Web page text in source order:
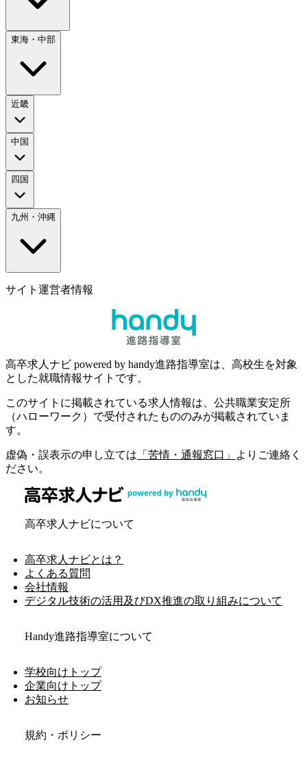
東海・中部
近畿
中国
四国
九州・沖縄
サイト運営者情報
高卒求人ナビ powered by handy進路指導室は、高校生を対象
とした就職情報サイトです。
このサイトに掲載されている求人情報は、公共職業安定所
（ハローワーク）で受付されたもののみが掲載されていま
す。
虚偽・誤表示の申し立ては 「苦情・通報窓口」
よりご連絡く
ださい。
高卒求人ナビについて
高卒求人ナビとは？
よくある質問
会社情報
デジタル技術の活用及びDX推進の取り組みについて
Handy進路指導室について
学校向けトップ
企業向けトップ
お知らせ
規約・ポリシー